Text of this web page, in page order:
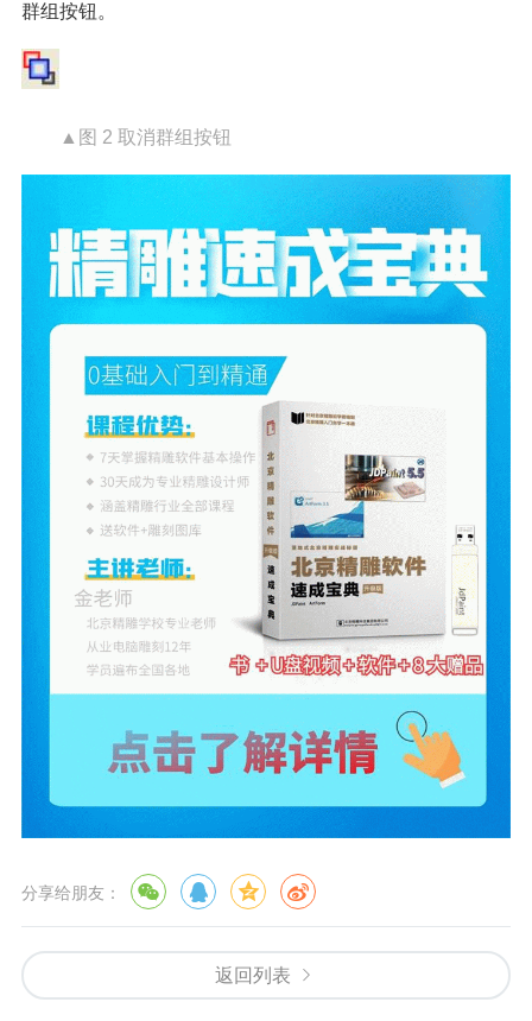
群组按钮。
▲图 2 取消群组按钮
分享给朋友：
返回列表